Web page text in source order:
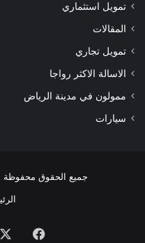
تمويل استثماري
المقالات
تمويل تجاري
الاسالة الاكثر رواجا
ممولون في مدينة الرياض
سيارات
جميع الحقوق محفوظة